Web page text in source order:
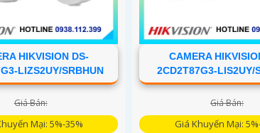
HIKVISION DS-
LIZS2UY/SRBHUN
Giá Bán:
Mại: 5%-35%
CAMERA
2CD2T87G3-LIS2UY/
Giá Bán:
Giá Khuyến Mại: